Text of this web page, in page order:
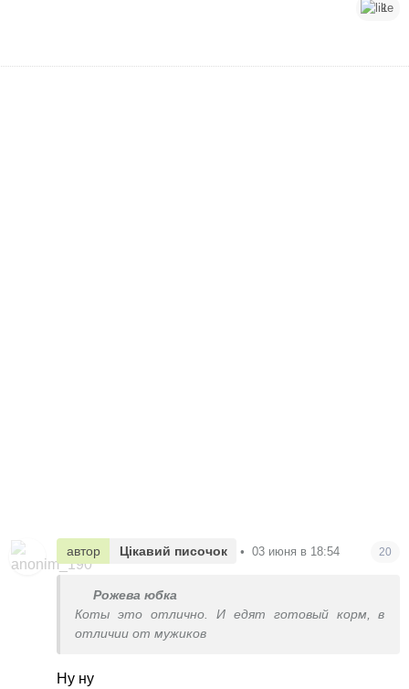
1
автор Цікавий писочок • 03 июня в 18:54 20
Рожева юбка
Коты это отлично. И едят готовый корм, в
отличии от мужиков
Ну ну